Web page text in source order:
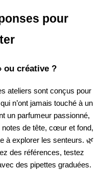
pour
ou créative ?
ateliers sont conçus pour
n’ont jamais touché à un
un parfumeur passionné,
notes de tête, cœur et fond,
à explorer les senteurs. 🌿
des références, testez
des pipettes graduées.